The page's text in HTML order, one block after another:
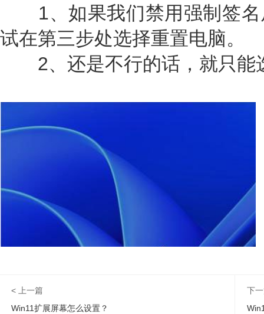
1、如果我们禁用强制签名
试在第三步处选择重置电脑。
2、还是不行的话，就只能
< 上一篇
Win11扩展屏幕怎么设置？
下